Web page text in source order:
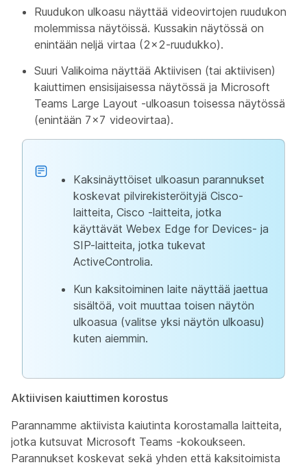
Ruudukon ulkoasu näyttää videovirtojen ruudukon
molemmissa näytöissä. Kussakin näytössä on
enintään neljä virtaa (2x2-ruudukko).
Suuri Valikoima näyttää Aktiivisen (tai aktiivisen)
kaiuttimen ensisijaisessa näytössä ja Microsoft
Teams Large Layout -ulkoasun toisessa näytössä
(enintään 7x7 videovirtaa).
Kaksinäyttöiset ulkoasun parannukset
koskevat pilvirekisteröityjä Cisco-
laitteita, Cisco -laitteita, jotka
käyttävät Webex Edge for Devices- ja
SIP-laitteita, jotka tukevat
ActiveControlia.
Kun kaksitoiminen laite näyttää jaettua
sisältöä, voit muuttaa toisen näytön
ulkoasua (valitse yksi näytön ulkoasu)
kuten aiemmin.
Aktiivisen kaiuttimen korostus
Parannamme aktiivista kaiutinta korostamalla laitteita,
jotka kutsuvat Microsoft Teams -kokoukseen.
Parannukset koskevat sekä yhden että kaksitoimista